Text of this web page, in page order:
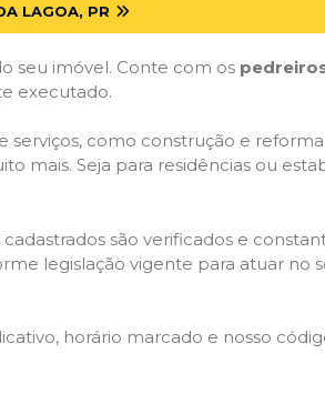
LAGOA, PR
seu imóvel. Conte com os
executado.
serviços, como construção e
mais. Seja para residências ou
são verificados e
legislação vigente para atuar no
horário marcado e nosso